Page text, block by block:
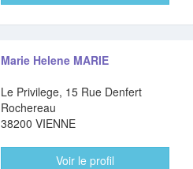
Marie Helene MARIE
Le Privilege, 15 Rue Denfert
Rochereau
38200 VIENNE
Voir le profil